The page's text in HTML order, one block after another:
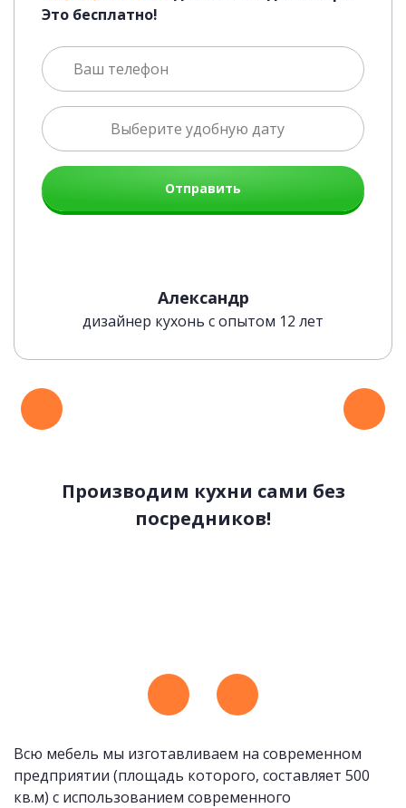
Это бесплатно!
Отправить
Александр
дизайнер кухонь с опытом 12 лет
Производим кухни сами без
посредников!
Всю мебель мы изготавливаем на современном
предприятии (площадь которого, составляет 500
кв.м) с использованием современного